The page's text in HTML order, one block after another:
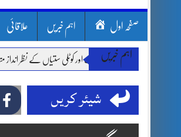
صفحہ اول اہم خبریں علاقائی
اہم خبریں
بارشیں، لینڈ سلائیڈنگ اور کوٹلی ستیاں کے نظر انداز متاثرین
شیئر کریں